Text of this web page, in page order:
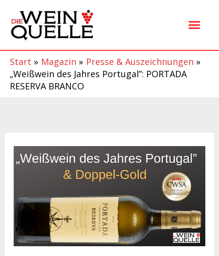
Inhalt
springen
Start Magazin
Presse & Auszeichnungen
„Weißwein des Jahres Portugal”: PORTADA
RESERVA BRANCO